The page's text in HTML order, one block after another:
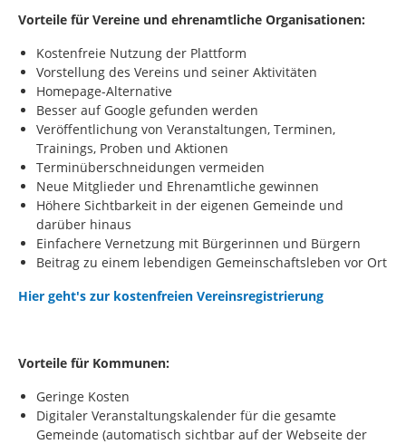
Vorteile für Vereine und ehrenamtliche Organisationen:
Kostenfreie Nutzung der Plattform
Vorstellung des Vereins und seiner Aktivitäten
Homepage-Alternative
Besser auf Google gefunden werden
Veröffentlichung von Veranstaltungen, Terminen,
Trainings, Proben und Aktionen
Terminüberschneidungen vermeiden
Neue Mitglieder und Ehrenamtliche gewinnen
Höhere Sichtbarkeit in der eigenen Gemeinde und
darüber hinaus
Einfachere Vernetzung mit Bürgerinnen und Bürgern
Beitrag zu einem lebendigen Gemeinschaftsleben vor Ort
Hier geht's zur kostenfreien Vereinsregistrierung
Vorteile für Kommunen:
Geringe Kosten
Digitaler Veranstaltungskalender für die gesamte
Gemeinde (automatisch sichtbar auf der Webseite der